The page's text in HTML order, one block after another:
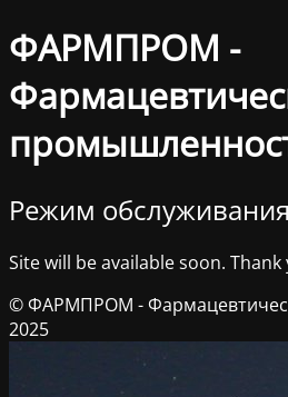
ФАРМПРОМ -
Режим
Site will be available soon.
© ФАРМПРОМ -
2025